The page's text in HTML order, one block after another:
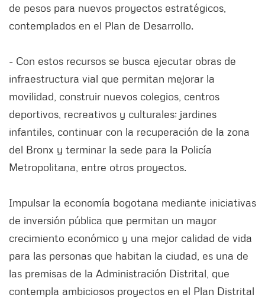
de pesos para nuevos proyectos estratégicos,
contemplados en el Plan de Desarrollo.
- Con estos recursos se busca ejecutar obras de
infraestructura vial que permitan mejorar la
movilidad, construir nuevos colegios, centros
deportivos, recreativos y culturales; jardines
infantiles, continuar con la recuperación de la zona
del Bronx y terminar la sede para la Policía
Metropolitana, entre otros proyectos.
Impulsar la economía bogotana mediante iniciativas
de inversión pública que permitan un mayor
crecimiento económico y una mejor calidad de vida
para las personas que habitan la ciudad, es una de
las premisas de la Administración Distrital, que
contempla ambiciosos proyectos en el Plan Distrital